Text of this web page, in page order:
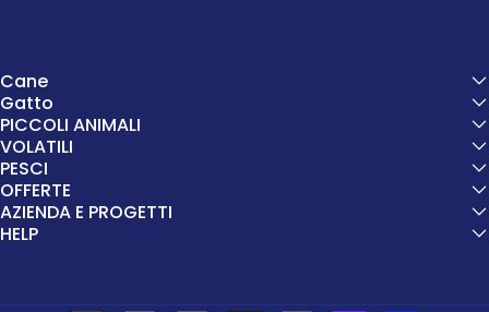
Cane
Gatto
PICCOLI ANIMALI
VOLATILI
PESCI
OFFERTE
AZIENDA E PROGETTI
HELP